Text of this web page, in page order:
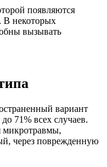
появляются
В некоторых
вызывать
вариант
71% всех случаев.
микротравмы,
через поврежденную